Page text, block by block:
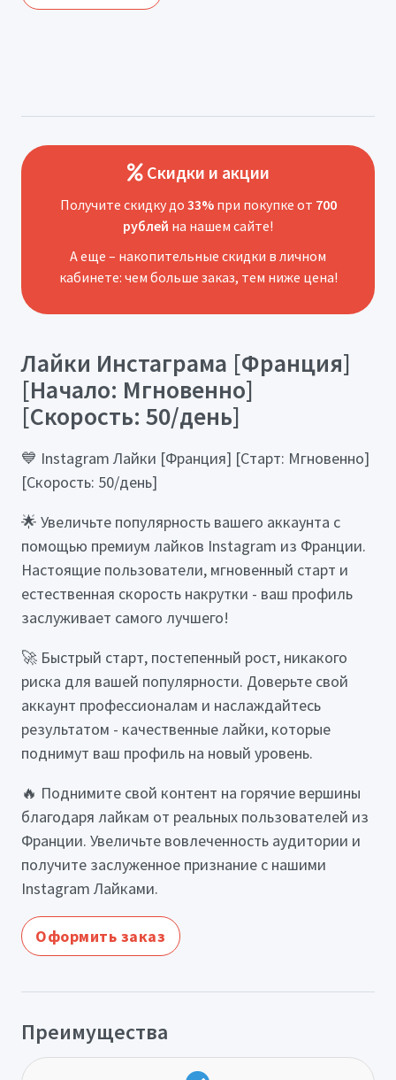
Скидки и акции
Получите скидку до 33%при покупке от 700
рублей на нашем сайте!
А еще – накопительные скидки в личном
кабинете: чем больше заказ, тем ниже цена!
Лайки Инстаграма [Франция]
[Начало: Мгновенно]
[Скорость: 50/день]
💙 Instagram Лайки [Франция] [Старт: Мгновенно]
[Скорость: 50/день]
🌟 Увеличьте популярность вашего аккаунта с
помощью премиум лайков Instagram из Франции.
Настоящие пользователи, мгновенный старт и
естественная скорость накрутки - ваш профиль
заслуживает самого лучшего!
🚀 Быстрый старт, постепенный рост, никакого
риска для вашей популярности. Доверьте свой
аккаунт профессионалам и наслаждайтесь
результатом - качественные лайки, которые
поднимут ваш профиль на новый уровень.
🔥 Поднимите свой контент на горячие вершины
благодаря лайкам от реальных пользователей из
Франции. Увеличьте вовлеченность аудитории и
получите заслуженное признание с нашими
Instagram Лайками.
Оформить заказ
Преимущества